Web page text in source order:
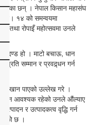
छन् । नेपाल किसान महासंघ
नं। १४ को समन्वयमा
तथा रोपाइँ महोत्सवमा उनले
हो । माटो बचाऊ, धान
सम्मान र प्रवद्र्धन गर्न
खान पाएको उल्लेख गरे ।
बनाउन आवश्यक रहेको उनले औंल्याए
र उत्पादकत्व वृद्धि गर्न
छ ।